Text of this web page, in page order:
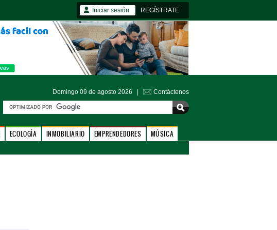
Iniciar sesión REGÍSTRATE
Domingo 09 de agosto 2026 | Contáctenos
ECOLOGÍA INMOBILIARIO EMPRENDEDORES MÚSICA